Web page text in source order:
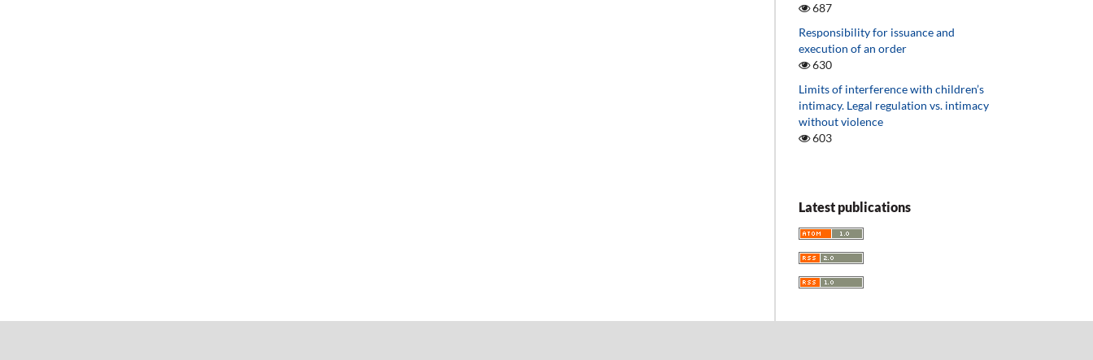
687
Responsibility for issuance and
execution of an order
630
Limits of interference with children’s
intimacy. Legal regulation vs. intimacy
without violence
603
Latest publications